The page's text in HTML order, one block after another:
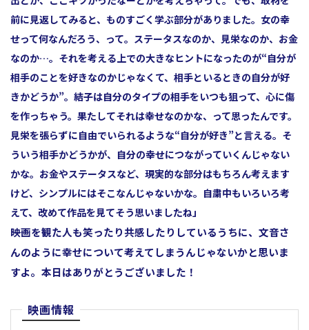
前に見返してみると、ものすごく学ぶ部分がありました。女の幸
せって何なんだろう、って。ステータスなのか、見栄なのか、お金
なのか…。それを考える上での大きなヒントになったのが“自分が
相手のことを好きなのかじゃなくて、相手といるときの自分が好
きかどうか”。結子は自分のタイプの相手をいつも狙って、心に傷
を作っちゃう。果たしてそれは幸せなのかな、って思ったんです。
見栄を張らずに自由でいられるような“自分が好き”と言える。そ
ういう相手かどうかが、自分の幸せにつながっていくんじゃない
かな。お金やステータスなど、現実的な部分はもちろん考えます
けど、シンプルにはそこなんじゃないかな。自粛中もいろいろ考
えて、改めて作品を見てそう思いましたね」
――映画を観た人も笑ったり共感したりしているうちに、文音さ
んのように幸せについて考えてしまうんじゃないかと思いま
すよ。本日はありがとうございました！
映画情報